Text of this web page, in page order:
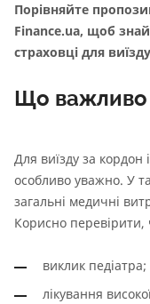
Порівняйте
Finance.ua, щоб
страховці для
Що важливо
Для виїзду за кордон
особливо уважно. У
загальні медичні
Корисно перевірити,
виклик педіатра;
лікування